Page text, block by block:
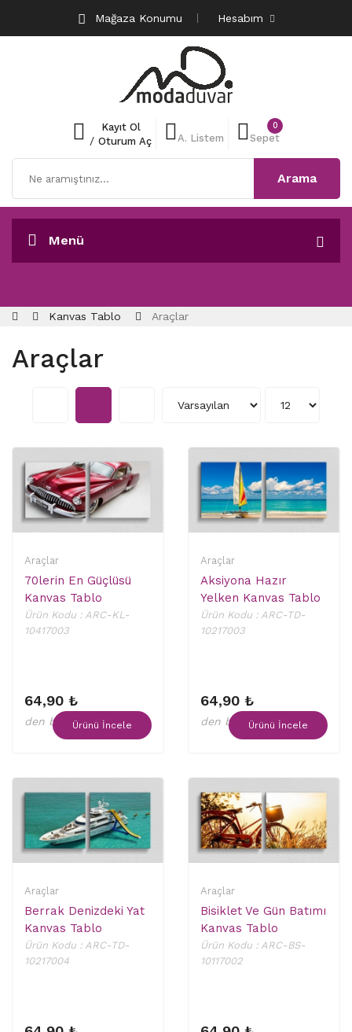
Mağaza Konumu Hesabım
Kayıt Ol
/ Oturum Aç A. Listem
0
Sepet
Arama
Menü
Kanvas Tablo Araçlar
Araçlar
Araçlar
70lerin En Güçlüsü
Kanvas Tablo
Ürün Kodu : ARC-KL-
10417003
64,90 ₺
den başlayan fiyatlar
Ürünü İncele
Araçlar
Aksiyona Hazır
Yelken Kanvas Tablo
Ürün Kodu : ARC-TD-
10217003
64,90 ₺
den başlayan fiyatlar
Ürünü İncele
Araçlar
Berrak Denizdeki Yat
Kanvas Tablo
Ürün Kodu : ARC-TD-
10217004
Araçlar
Bisiklet Ve Gün Batımı
Kanvas Tablo
Ürün Kodu : ARC-BS-
10117002